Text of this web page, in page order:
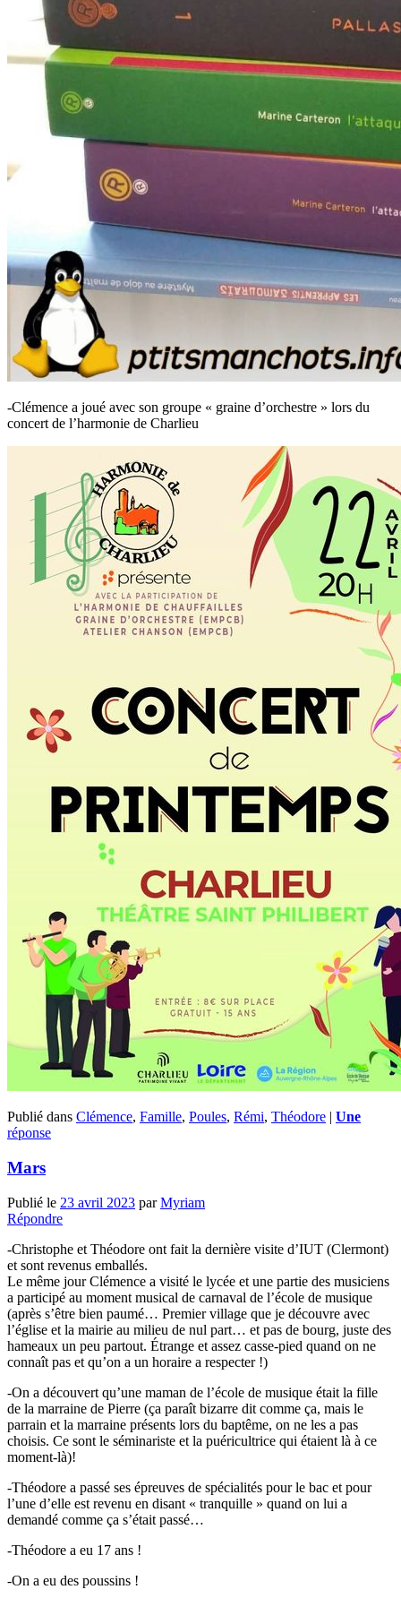
-Clémence a joué avec son groupe « graine d’orchestre » lors du
concert de l’harmonie de Charlieu
Publié dans Clémence, Famille, Poules, Rémi, Théodore | Une
réponse
Mars
Publié le 23 avril 2023 parMyriam
Répondre
-Christophe et Théodore ont fait la dernière visite d’IUT (Clermont)
et sont revenus emballés.
Le même jour Clémence a visité le lycée et une partie des musiciens
a participé au moment musical de carnaval de l’école de musique
(après s’être bien paumé… Premier village que je découvre avec
l’église et la mairie au milieu de nul part… et pas de bourg, juste des
hameaux un peu partout. Étrange et assez casse-pied quand on ne
connaît pas et qu’on a un horaire a respecter !)
-On a découvert qu’une maman de l’école de musique était la fille
de la marraine de Pierre (ça paraît bizarre dit comme ça, mais le
parrain et la marraine présents lors du baptême, on ne les a pas
choisis. Ce sont le séminariste et la puéricultrice qui étaient là à ce
moment-là)!
-Théodore a passé ses épreuves de spécialités pour le bac et pour
l’une d’elle est revenu en disant « tranquille » quand on lui a
demandé comme ça s’était passé…
-Théodore a eu 17 ans !
-On a eu des poussins !